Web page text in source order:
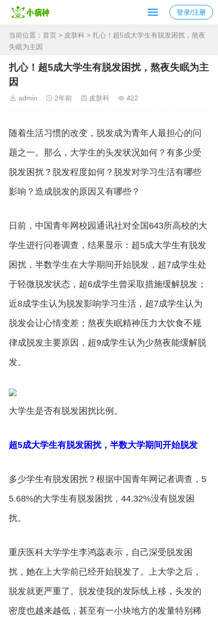
登录/注册
当前位置： 首页 > 皮肤科 > 扎心！超5成大学生有脱发困扰，熬夜
失眠为主因
扎心！超5成大学生有脱发困扰，熬夜失眠为主
因
admin 2年前 皮肤科 422
随着生活习惯的改变，脱发成为青年人最担心的问
题之一。那么，大学生的头发状况如何？有多少受
脱发困扰？脱发程度如何？脱发对学习生活有哪些
影响？造成脱发的原因又有哪些？
日前，中国青年网校园通讯社对全国643所高校的大
学生进行问卷调查，结果显示：超5成大学生有脱发
困扰，半数学生在大学期间开始脱发，超7成学生处
于轻微脱发状态，超6成学生曾采取措施缓解脱发；
近8成学生认为脱发影响学习生活，超7成学生认为
脱发会让心情变差；熬夜失眠精神压力大饮食不规
律成脱发主要原因，超9成学生认为少熬夜能缓解脱
发。
大学生是否有脱发困扰比例。
超5成大学生有脱发困扰，半数大学期间开始脱发
多少学生有脱发困扰？根据中国青年网记者调查，5
5.68%的大学生有脱发困扰，44.32%没有脱发困
扰。
重庆医科大学学生李鸿蕊表示，自己深受脱发困
扰，她在上大学前已经开始脱发了。上大学之后，
脱发就更严重了。脱发使我的发际线上移，头发的
密度也越来越低，甚至有一小块地方的发量特别稀